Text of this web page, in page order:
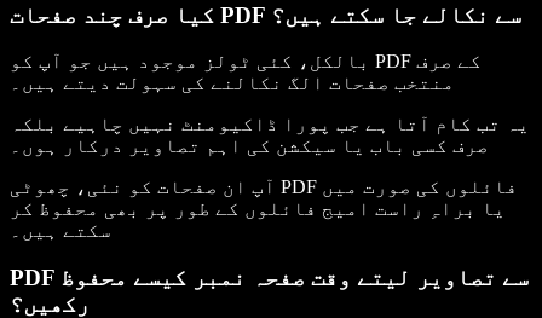
کیا صرف چند صفحات PDF سے نکالے جا سکتے ہیں؟
بالکل، کئی ٹولز موجود ہیں جو آپ کو PDF کے صرف
منتخب صفحات الگ نکالنے کی سہولت دیتے ہیں۔
یہ تب کام آتا ہے جب پورا ڈاکیومنٹ نہیں چاہیے بلکہ
صرف کسی باب یا سیکشن کی اہم تصاویر درکار ہوں۔
آپ ان صفحات کو نئی، چھوٹی PDF فائلوں کی صورت میں
یا براہِ راست امیج فائلوں کے طور پر بھی محفوظ کر
سکتے ہیں۔
PDF سے تصاویر لیتے وقت صفحہ نمبر کیسے محفوظ
رکھیں؟